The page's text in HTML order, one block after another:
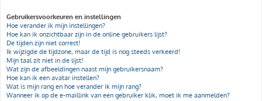
Gebruikersvoorkeuren en instellingen
Hoe verander ik mijn instellingen?
Hoe kan ik onzichtbaar zijn in de online gebruikers lijst?
De tijden zijn niet correct!
Ik wijzigde de tijdzone, maar de tijd is nog steeds verkeerd!
Mijn taal zit niet in de lijst!
Wat zijn de afbeeldingen naast mijn gebruikersnaam?
Hoe kan ik een avatar instellen?
Wat is mijn rang en hoe verander ik mijn rang?
Wanneer ik op de e-maillink van een gebruiker klik, moet ik me aanmelden?